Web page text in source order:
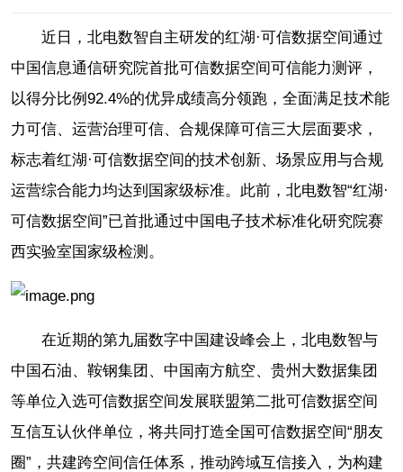
近日，北电数智自主研发的红湖·可信数据空间通过
中国信息通信研究院首批可信数据空间可信能力测评，
以得分比例92.4%的优异成绩高分领跑，全面满足技术能
力可信、运营治理可信、合规保障可信三大层面要求，
标志着红湖·可信数据空间的技术创新、场景应用与合规
运营综合能力均达到国家级标准。此前，北电数智“红湖·
可信数据空间”已首批通过中国电子技术标准化研究院赛
西实验室国家级检测。
在近期的第九届数字中国建设峰会上，北电数智与
中国石油、鞍钢集团、中国南方航空、贵州大数据集团
等单位入选可信数据空间发展联盟第二批可信数据空间
互信互认伙伴单位，将共同打造全国可信数据空间“朋友
圈”，共建跨空间信任体系，推动跨域互信接入，为构建